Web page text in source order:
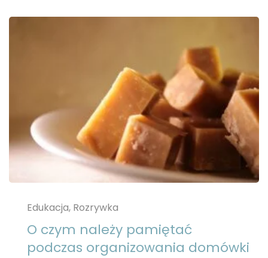
Edukacja, Rozrywka
O czym należy pamiętać
podczas organizowania domówki